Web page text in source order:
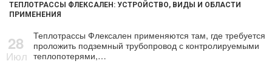
ТЕПЛОТРАССЫ ФЛЕКСАЛЕН: УСТРОЙСТВО, ВИДЫ И ОБЛАСТИ
ПРИМЕНЕНИЯ
28
Июл
Теплотрассы Флексален применяются там, где требуется
проложить подземный трубопровод с контролируемыми
теплопотерями,…